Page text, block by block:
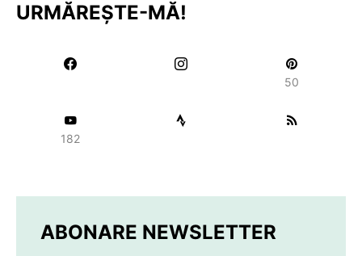
URMĂREȘTE-MĂ!
50
182
ABONARE NEWSLETTER